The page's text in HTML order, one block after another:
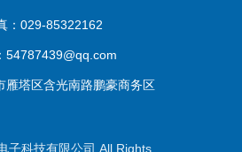
：029-85322162
54787439@qq.com
雁塔区含光南路鹏豪商务区
子科技有限公司 All Rights